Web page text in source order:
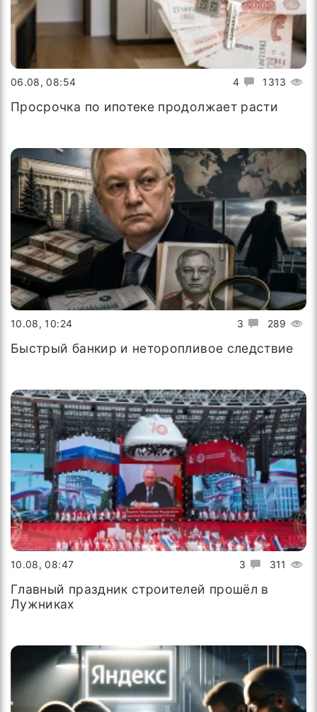
4 1313
06.08, 08:54
Просрочка по ипотеке продолжает расти
3 289
10.08, 10:24
Быстрый банкир и неторопливое следствие
3 311
10.08, 08:47
Главный праздник строителей прошёл в
Лужниках